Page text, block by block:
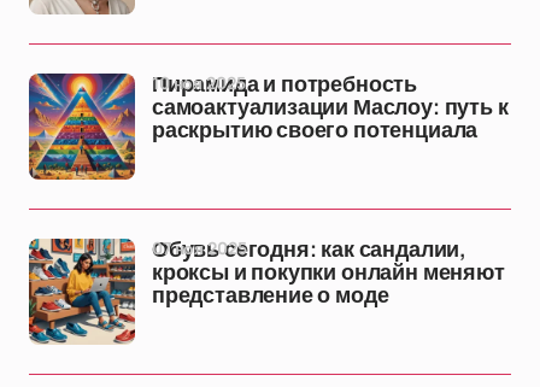
Пирамида и потребность
самоактуализации Маслоу: путь к
раскрытию своего потенциала
10 ноя 2025
Обувь сегодня: как сандалии,
кроксы и покупки онлайн меняют
представление о моде
07 ноя 2025